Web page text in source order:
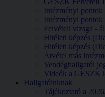
GESZK Felvételi
Intézményi pontok
Intézményi pontok
Felvételi vizsga -
Hitéleti képzés
Hitéleti képzés
Átvétel más
Vendéghallgatói
Videók a GESZK
Hallgatóinknak
Tájékoztató a